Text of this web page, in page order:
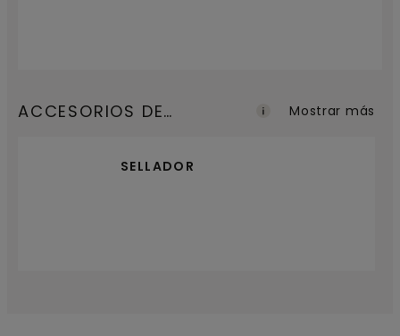
ACCESORIOS DE
SELLADOR
Mostrar más